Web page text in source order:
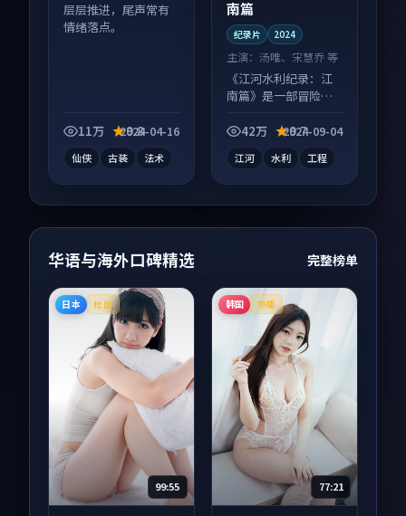
层层推进，尾声常有
情绪落点。
11万 9.8
2024-04-16
仙侠 古装 法术
南篇
纪录片 2024
主演： 汤唯、宋慧乔 等
《江河水利纪录：江
南篇》是一部冒险向
凑信息量大，适合沉
42万 9.7
2024-09-04
江河 水利 工程
华语与海外口碑精选 完整榜单
日本 杜比
99:55
韩国 热播
77:21